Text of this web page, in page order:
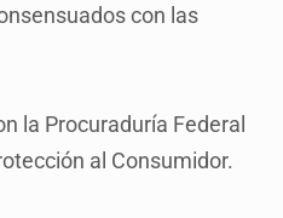
con las
la Procuraduría Federal
al Consumidor.